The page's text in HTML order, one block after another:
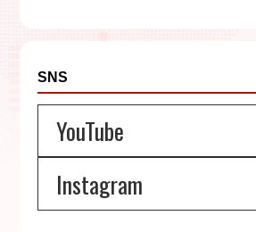
SNS
YouTube
Instagram